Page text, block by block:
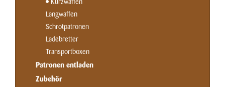
Kurzwaffen
Langwaffen
Schrotpatronen
Ladebretter
Transportboxen
Patronen entladen
Zubehör